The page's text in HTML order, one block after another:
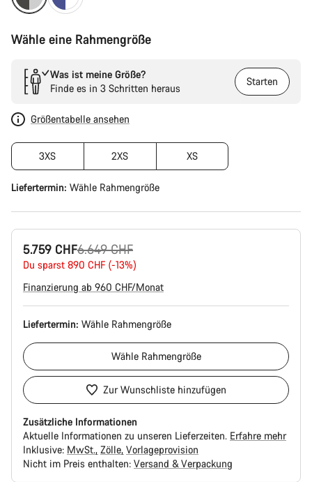
Wähle eine Rahmengröße
Was ist meine Größe?
Finde es in 3 Schritten heraus
Starten
Größentabelle ansehen
3XS 2XS XS
Liefertermin: Wähle Rahmengröße
5.759 CHF
Ursprungspreis6.649 CHF
Du sparst 890 CHF (-13%)
Finanzierung ab 960 CHF/Monat
Liefertermin: Wähle Rahmengröße
Wähle Rahmengröße
Zur Wunschliste hinzufügen
Zusätzliche Informationen
Aktuelle Informationen zu unseren Lieferzeiten. Erfahre mehr
Inklusive: MwSt. Zölle Vorlageprovision
Nicht im Preis enthalten: Versand & Verpackung